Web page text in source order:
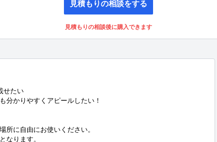
見積もりの相談をする
見積もりの相談後に購入できます
せたい
分かりやすくアピールしたい！
所に自由にお使いください。
なります。